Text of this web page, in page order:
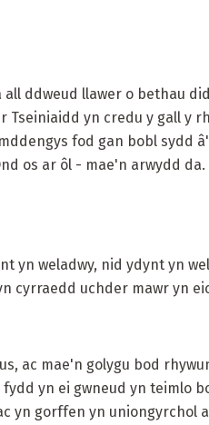
ddweud llawer o bethau
Tseiniaidd yn credu y gall y
fod gan bobl sydd
os ar ôl - mae'n arwydd
yn weladwy, nid ydynt yn
cyrraedd uchder mawr yn
ac mae'n golygu bod
yn ei gwneud yn teimlo
yn gorffen yn uniongyrchol